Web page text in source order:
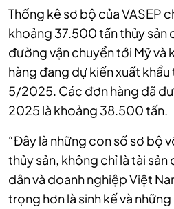
Thống kê sơ bộ của VASEP
khoảng 37.500 tấn thủy sản
đường vận chuyển tới Mỹ và
hàng đang dự kiến xuất
5/2025. Các đơn hàng đã
2025 là khoảng 38.500 tấn.
“Đây là những con số sơ bộ
thủy sản, không chỉ là tài
dân và doanh nghiệp Việt
trọng hơn là sinh kế và